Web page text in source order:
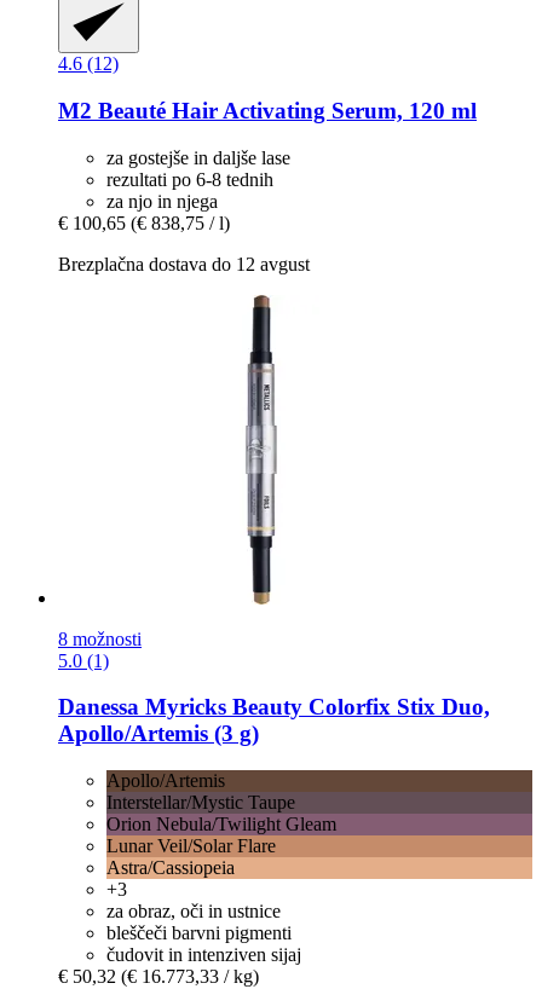
4.6 (12)
M2 Beauté Hair Activating Serum, 120 ml
za gostejše in daljše lase
rezultati po 6-8 tednih
za njo in njega
€ 100,65 (€ 838,75 / l)
Brezplačna dostava do 12 avgust
8 možnosti
5.0 (1)
Danessa Myricks Beauty Colorfix Stix Duo,
Apollo/Artemis (3 g)
Apollo/Artemis
Interstellar/Mystic Taupe
Orion Nebula/Twilight Gleam
Lunar Veil/Solar Flare
Astra/Cassiopeia
+3
za obraz, oči in ustnice
bleščeči barvni pigmenti
čudovit in intenziven sijaj
€ 50,32 (€ 16.773,33 / kg)